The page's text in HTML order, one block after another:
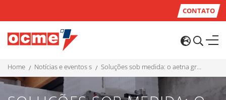
CONTATO
home notícias e eventos s soluções sob medida: o aetna group fornece um fim de linha completo para a thermal insulation a fim de melhorar os tempos, a produtividade e a eficiência